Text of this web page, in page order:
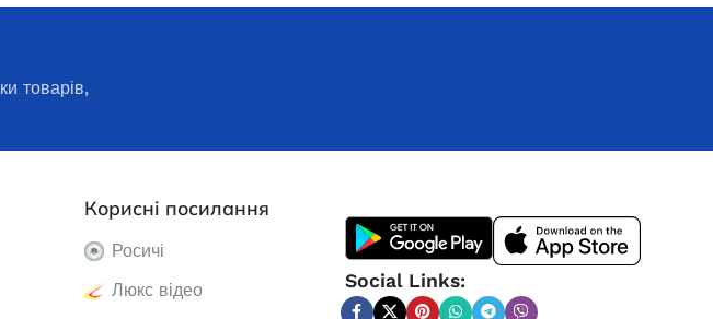
товарів,
Корисні посилання
Росичі
Люкс відео
Social Links: